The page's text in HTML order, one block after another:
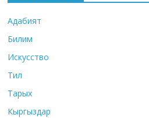
Адабият
Билим
Искусство
Тил
Тарых
Кыргыздар